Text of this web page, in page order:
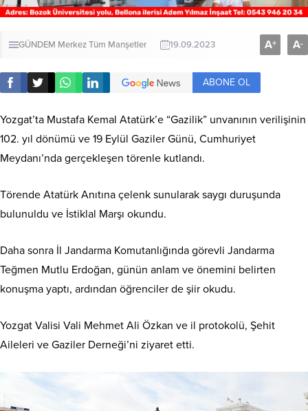
GÜNDEM MerkezTüm Manşetler 19.09.2023 A+ A-
ABONE OL
Yozgat’ta Mustafa Kemal Atatürk’e “Gazilik” unvanının verilişinin
102. yıl dönümü ve 19 Eylül Gaziler Günü, Cumhuriyet
Meydanı’nda gerçekleşen törenle kutlandı.
Törende Atatürk Anıtına çelenk sunularak saygı duruşunda
bulunuldu ve İstiklal Marşı okundu.
Daha sonra İl Jandarma Komutanlığında görevli Jandarma
Teğmen Mutlu Erdoğan, günün anlam ve önemini belirten
konuşma yaptı, ardından öğrenciler de şiir okudu.
Yozgat Valisi Vali Mehmet Ali Özkan ve il protokolü, Şehit
Aileleri ve Gaziler Derneği’ni ziyaret etti.